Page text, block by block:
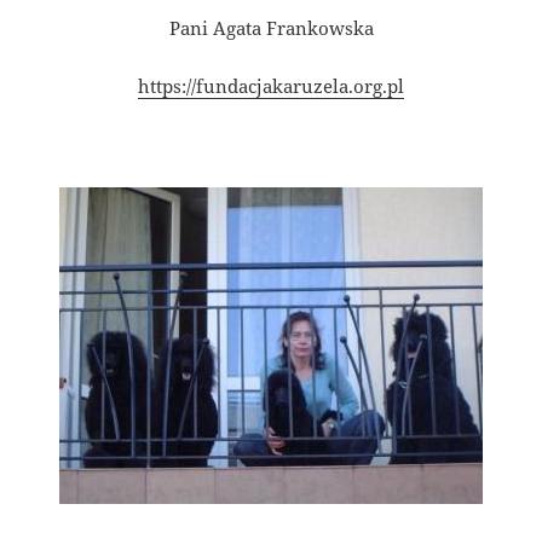
Pani Agata Frankowska
https://fundacjakaruzela.org.pl